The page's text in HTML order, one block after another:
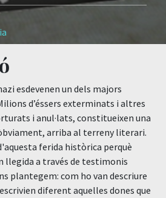
esdevenen un dels majors
d’éssers exterminats i altres
i anul·lats, constitueixen una
arriba al terreny literari.
ferida històrica perquè
llegida a través de testimonis
plantegem: com ho van descriure
diferent aquelles dones que